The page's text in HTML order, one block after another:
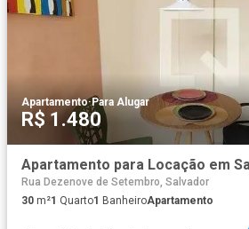
Apartamento·Para Alugar
R$ 1.480
Rua Dezenove de Setembro, Salvador
30 m²1 Quarto1 BanheiroApartamento